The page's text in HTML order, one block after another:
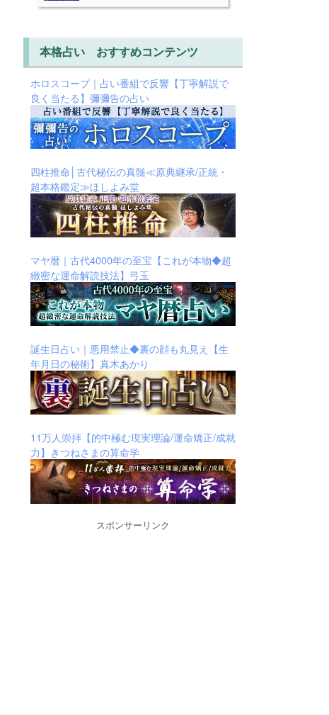
本格占い おすすめコンテンツ
ホロスコープ｜占い番組で反響【丁寧解説で
良く当たる】彌彌告の占い
四柱推命│古代秘伝の真髄≪原典継承/正統・
超本格鑑定≫ほしよみ堂
マヤ暦｜古代4000年の至宝【これが本物◆超
緻密な運命解読技法】弓玉
誕生日占い｜悪用禁止◆裏の顔も丸見え【生
年月日の秘術】真木あかり
11万人崇拝【的中極む現実理論/運命矯正/成就
力】きつねさまの算命学
スポンサーリンク